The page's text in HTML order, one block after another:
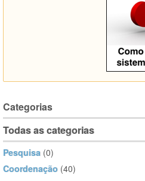
Categorias
Todas as categorias
Pesquisa (0)
Coordenação (40)